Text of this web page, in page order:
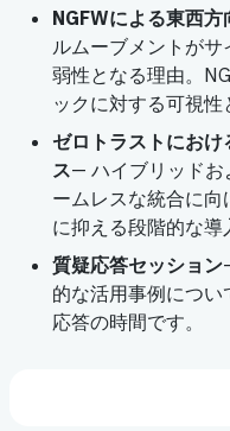
NGFWによる東西
ルムーブメントが
弱性となる理由。
ックに対する可視性
ゼロトラストにおけ
ス— ハイブリッドお
ームレスな統合に
に抑える段階的な導
質疑応答セッション
的な活用事例につ
応答の時間です。